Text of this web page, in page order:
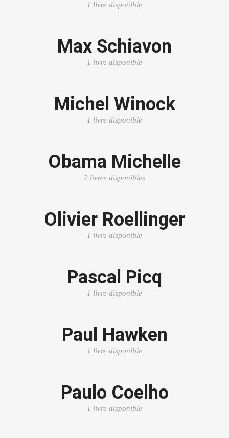
1 livre disponible
Max Schiavon
1 livre disponible
Michel Winock
1 livre disponible
Obama Michelle
2 livres disponibles
Olivier Roellinger
1 livre disponible
Pascal Picq
1 livre disponible
Paul Hawken
1 livre disponible
Paulo Coelho
1 livre disponible